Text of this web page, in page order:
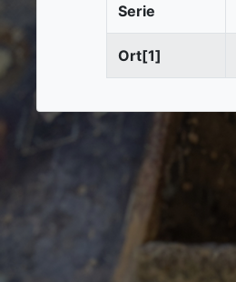
Serie
Ort[1]